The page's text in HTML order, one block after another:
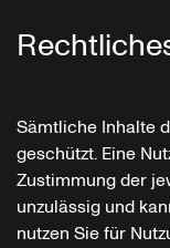
Sämtliche Inhalte
geschützt. Eine
Zustimmung der
unzulässig und
nutzen Sie für